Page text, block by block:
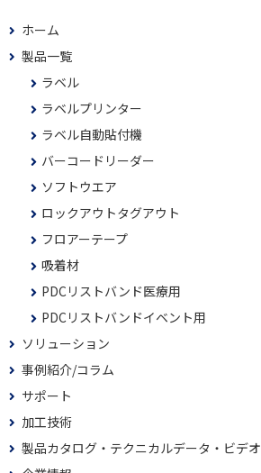
ホーム
製品一覧
ラベル
ラベルプリンター
ラベル自動貼付機
バーコードリーダー
ソフトウエア
ロックアウトタグアウト
フロアーテープ
吸着材
PDCリストバンド医療用
PDCリストバンドイベント用
ソリューション
事例紹介/コラム
サポート
加工技術
製品カタログ・テクニカルデータ・ビデオ